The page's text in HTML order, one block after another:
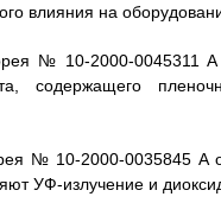
влияния на
№ 10-2000-0045311
содержащего
№ 10-2000-0035845 А
УФ-излучение и